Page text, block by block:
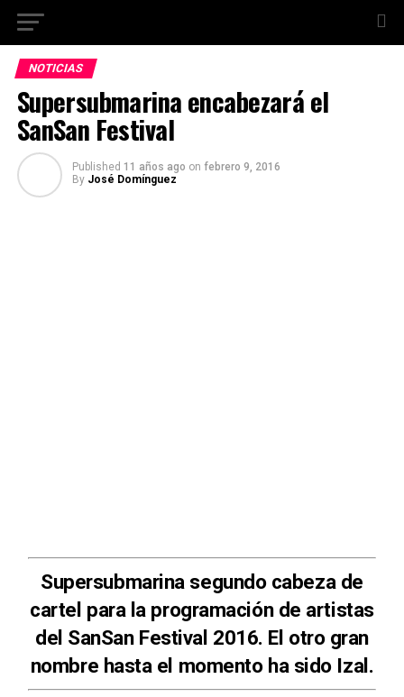
NOTICIAS
Supersubmarina encabezará el
SanSan Festival
Published 11 años ago on febrero 9, 2016
By José Domínguez
Supersubmarina segundo cabeza de
cartel para la programación de artistas
del SanSan Festival 2016. El otro gran
nombre hasta el momento ha sido Izal.